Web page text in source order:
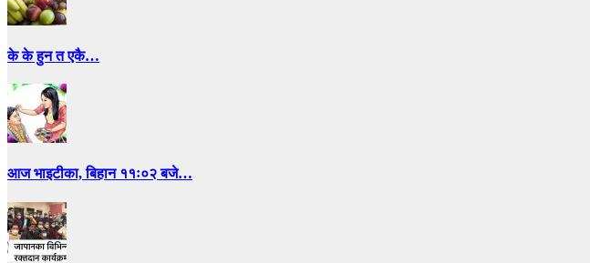
के के हुन त एकै…
आज भाइटीका, बिहान ११ः०२ बजे…